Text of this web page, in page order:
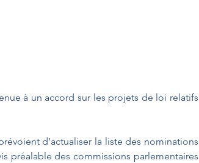
à un accord sur les projets de loi relatifs
d’actualiser la liste des nominations
préalable des commissions parlementaires